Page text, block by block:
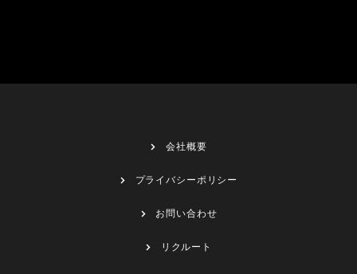
会社概要
プライバシーポリシー
お問い合わせ
リクルート